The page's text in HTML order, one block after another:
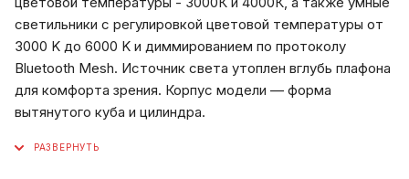
светильники с регулировкой цветовой температуры от
3000 K до 6000 K и диммированием по протоколу
Bluetooth Mesh. Источник света утоплен вглубь плафона
для комфорта зрения. Корпус модели — форма
вытянутого куба и цилиндра.